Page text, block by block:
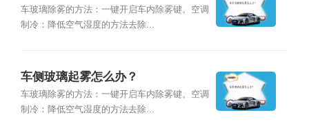
车玻璃除雾的方法：一键开启车内除雾键。空调
制冷：降低空气湿度的方法去除...
车侧玻璃起雾怎么办？
车玻璃除雾的方法：一键开启车内除雾键。空调
制冷：降低空气湿度的方法去除...